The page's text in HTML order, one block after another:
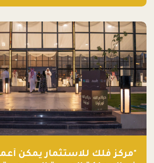
أساسه ذلك العمل.
"مركز فلك للاستثمار يمكّن